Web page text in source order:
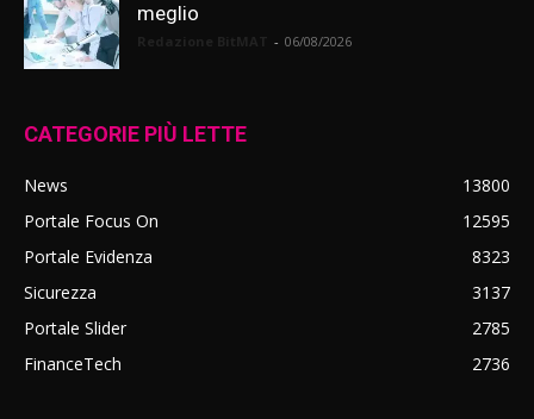
meglio
- 06/08/2026
CATEGORIE PIÙ LETTE
News
13800
Portale Focus On
12595
Portale Evidenza
8323
Sicurezza
3137
Portale Slider
2785
FinanceTech
2736